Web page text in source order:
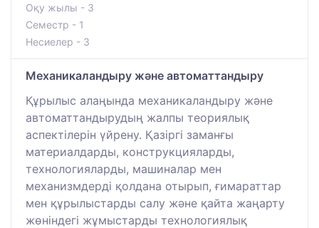
Оқу жылы - 3
Семестр - 1
Несиелер - 3
Механикаландыру және автоматтандыру
Құрылыс алаңында механикаландыру және
автоматтандырудың жалпы теориялық
аспектілерін үйрену. Қазіргі заманғы
материалдарды, конструкцияларды,
технологияларды, машиналар мен
механизмдерді қолдана отырып, ғимараттар
мен құрылыстарды салу және қайта жаңарту
жөніндегі жұмыстарды технологиялық